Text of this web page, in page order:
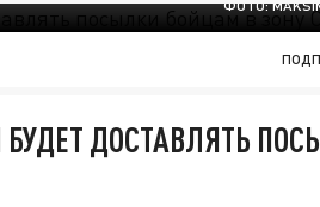
ФОТО:
ДОСТАВЛЯТЬ